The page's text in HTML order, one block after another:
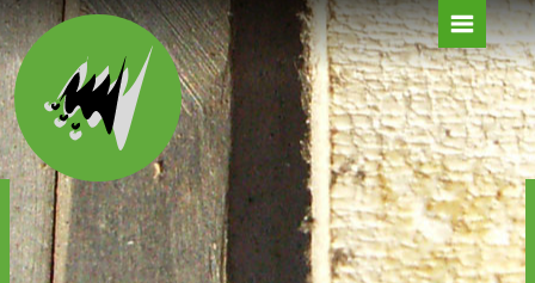
HOME
NIEUWS
ARCHIEF
OVER ONS